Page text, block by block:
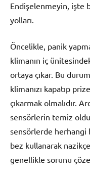
Endişelenmeyin, işte
yolları.
Öncelikle, panik
klimanın iç
ortaya çıkar. Bu
klimanızı kapatıp
çıkarmak olmalıdır.
sensörlerin temiz
sensörlerde
bez kullanarak
genellikle sorunu